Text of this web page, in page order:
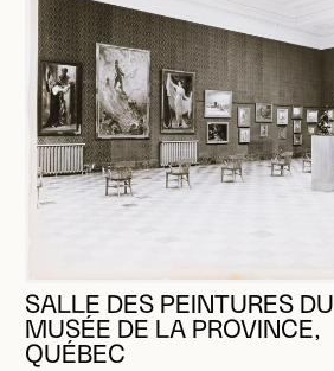
SALLE DES PEINTURES DU
MUSÉE DE LA PROVINCE,
QUÉBEC